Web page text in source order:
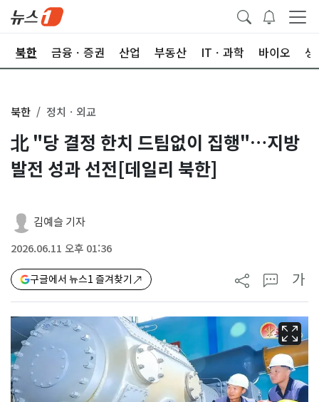
북한 금융ㆍ증권 산업 부동산 ITㆍ과학 바이오 생
북한 정치ㆍ외교
北 "당 결정 한치 드팀없이 집행"…지방
발전 성과 선전[데일리 북한]
김예슬 기자
2026.06.11 오후 01:36
구글에서 뉴스1 즐겨찾기 가